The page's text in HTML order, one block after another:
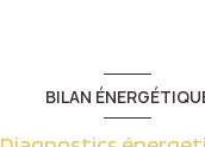
BILAN